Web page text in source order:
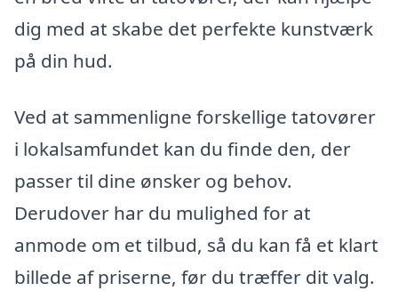
dig med at skabe det perfekte kunstværk
på din hud.
Ved at sammenligne forskellige tatovører
i lokalsamfundet kan du finde den, der
passer til dine ønsker og behov.
Derudover har du mulighed for at
anmode om et tilbud, så du kan få et klart
billede af priserne, før du træffer dit valg.